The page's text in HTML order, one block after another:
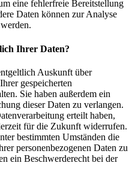
eine fehlerfreie Bereitstellung
Daten können zur Analyse
Ihrer Daten?
Auskunft über
gespeicherten
Sie haben außerdem ein
dieser Daten zu verlangen.
erteilt haben,
für die Zukunft widerrufen.
bestimmten Umständen die
personenbezogenen Daten zu
ein Beschwerderecht bei der